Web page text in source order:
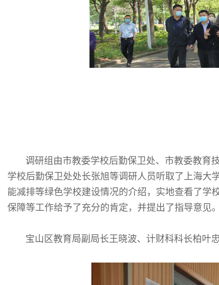
调研组由市教委学校后勤保卫处、市教委教育
学校后勤保卫处处长张旭等调研人员听取了上海大
能减排等绿色学校建设情况的介绍，实地查看了学
保障等工作给予了充分的肯定，并提出了指导意见
宝山区教育局副局长王晓波、计财科科长柏叶